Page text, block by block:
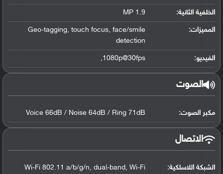
الخلفية الثانية: 1.9 MP
المميزات:
Geo-tagging, touch focus, face/smile
detection
الفيديو: 1080p@30fps,
الصوت
مكبر الصوت: Voice 66dB / Noise 64dB / Ring 71dB
الاتصال
الشبكة اللاسلكية:
Wi-Fi 802.11 a/b/g/n, dual-band, Wi-Fi